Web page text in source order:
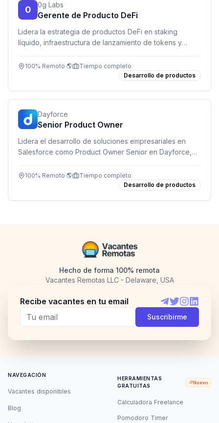
0 0g Labs
Gerente de Producto DeFi
Lidera la estrategia de productos DeFi en staking
líquido, infraestructura de lanzamiento de tokens y
impacto directo en economía de protocolos.
100% Remoto 🌎
Tiempo completo
Desarrollo de productos
Dayforce
Senior Product Owner
Lidera el desarrollo de soluciones empresariales en
Salesforce como Product Owner Senior en Dayforce,
100% Remoto 🌎
Tiempo completo
Desarrollo de productos
Hecho de forma 100% remota
Vacantes Remotas LLC - Delaware, USA
Recibe vacantes en tu email
Telegram
TwitterInstagram
Suscribirme
NAVEGACIÓN
Vacantes disponibles
Blog
HERRAMIENTAS
GRATUITAS
Nuevo
Calculadora Freelance
Pomodoro Timer